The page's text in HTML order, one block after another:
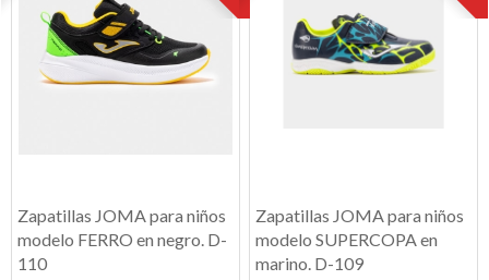
Zapatillas JOMA para niños
modelo FERRO en negro. D-
110
Zapatillas JOMA para niños
modelo SUPERCOPA en
marino. D-109